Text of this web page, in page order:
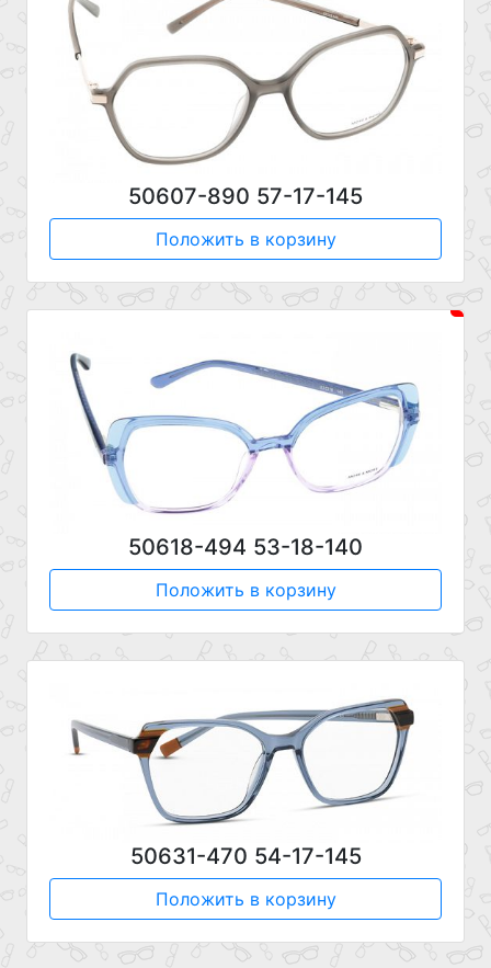
50607-890 57-17-145
Положить в корзину
50618-494 53-18-140
Положить в корзину
50631-470 54-17-145
Положить в корзину